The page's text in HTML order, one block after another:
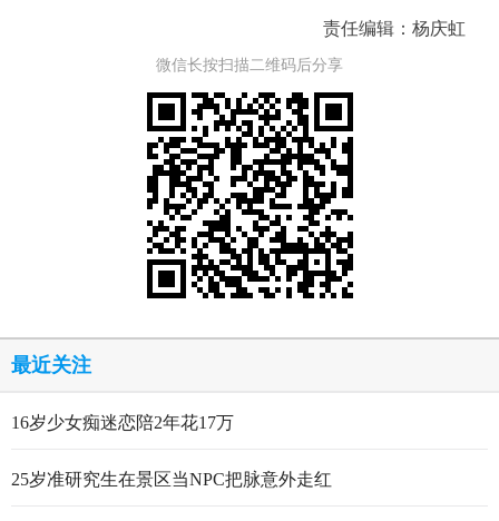
责任编辑：杨庆虹
微信长按扫描二维码后分享
最近关注
16岁少女痴迷恋陪2年花17万
25岁准研究生在景区当NPC把脉意外走红